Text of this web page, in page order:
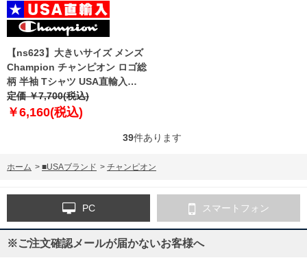
【ns623】大きいサイズ メンズ
Champion チャンピオン ロゴ総
柄 半袖 Tシャツ USA直輸入
t5747p
定価 ￥7,700(税込)
￥6,160(税込)
39件あります
ホーム > ■USAブランド > チャンピオン
PC スマートフォン
※ご注文確認メールが届かないお客様へ